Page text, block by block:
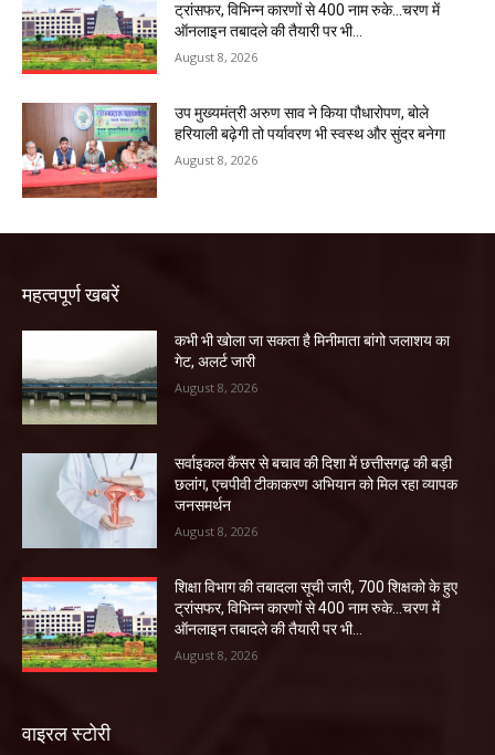
ट्रांसफर, विभिन्न कारणों से 400 नाम रुके…चरण में
ऑनलाइन तबादले की तैयारी पर भी...
August 8, 2026
उप मुख्यमंत्री अरुण साव ने किया पौधारोपण, बोले
हरियाली बढ़ेगी तो पर्यावरण भी स्वस्थ और सुंदर बनेगा
August 8, 2026
महत्वपूर्ण खबरें
कभी भी खोला जा सकता है मिनीमाता बांगो जलाशय का
गेट, अलर्ट जारी
August 8, 2026
सर्वाइकल कैंसर से बचाव की दिशा में छत्तीसगढ़ की बड़ी
छलांग, एचपीवी टीकाकरण अभियान को मिल रहा व्यापक
जनसमर्थन
August 8, 2026
शिक्षा विभाग की तबादला सूची जारी, 700 शिक्षको के हुए
ट्रांसफर, विभिन्न कारणों से 400 नाम रुके…चरण में
ऑनलाइन तबादले की तैयारी पर भी...
August 8, 2026
वाइरल स्टोरी